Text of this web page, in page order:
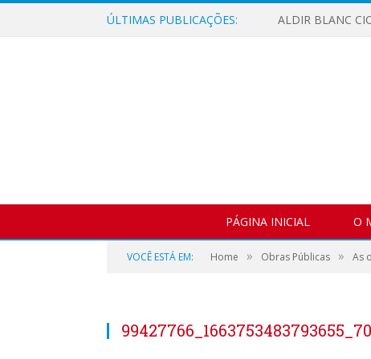
ÚLTIMAS PUBLICAÇÕES: ALDIR BLANC
PÁGINA INICIAL O
VOCÊ ESTÁ EM: Home » Obras Públicas » As